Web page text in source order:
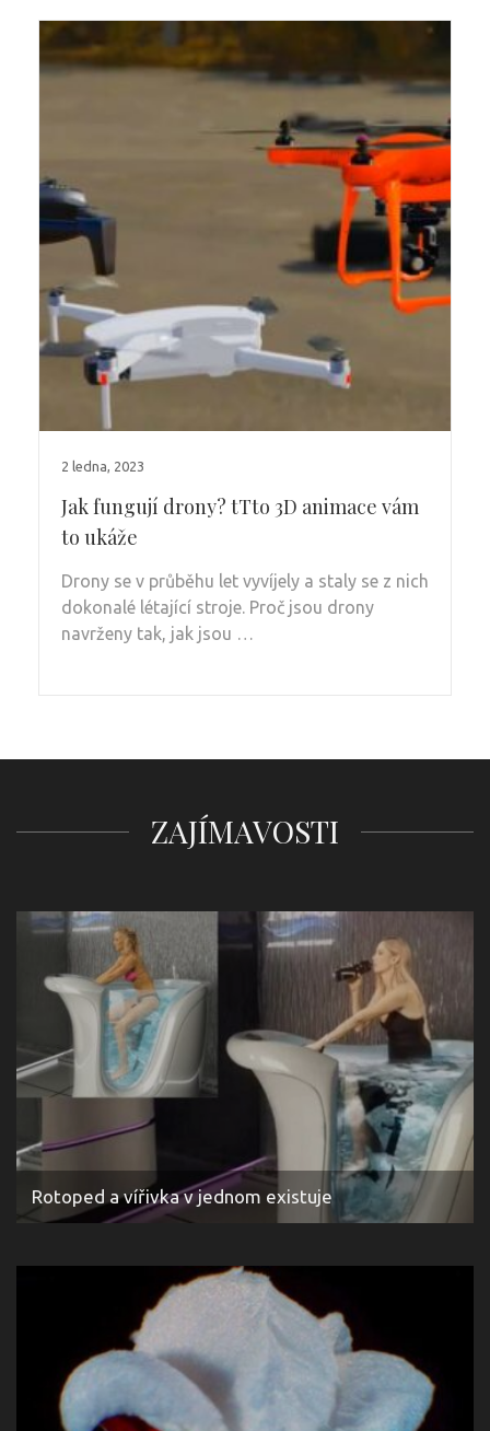
2 ledna, 2023
Jak fungují drony? tTto 3D animace vám
to ukáže
Drony se v průběhu let vyvíjely a staly se z nich
dokonalé létající stroje. Proč jsou drony
navrženy tak, jak jsou …
ZAJÍMAVOSTI
Rotoped a vířivka v jednom existuje